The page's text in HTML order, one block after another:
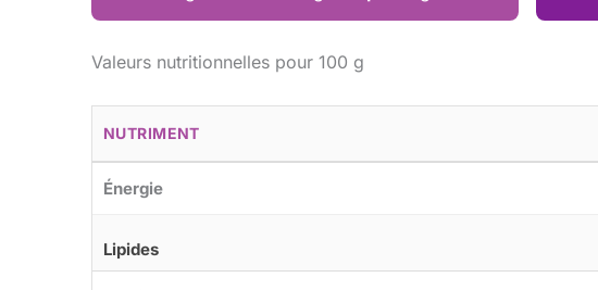
Valeurs nutritionnelles pour 100 g
NUTRIMENT
Énergie
Lipides